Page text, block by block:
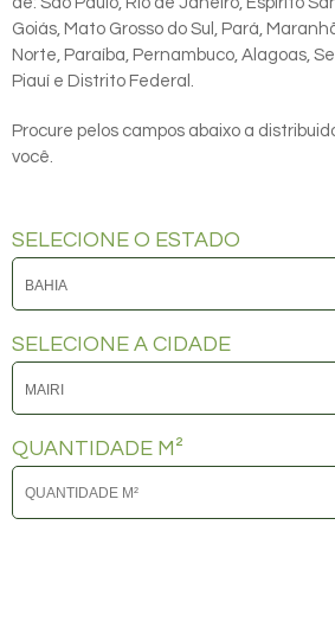
Goiás, Mato Grosso do Sul, Pará,
Norte, Paraíba, Pernambuco, Alagoas,
Piauí e Distrito Federal.
Procure pelos campos abaixo a
você.
SELECIONE O ESTADO
SELECIONE A CIDADE
QUANTIDADE M²